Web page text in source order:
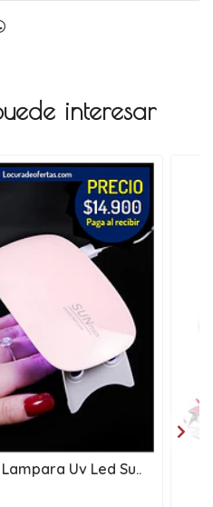
interesar
Uv Led Su..